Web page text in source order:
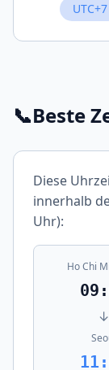
UTC+7
📞Beste
Diese
innerhalb
Uhr):
Ho Chi
↓